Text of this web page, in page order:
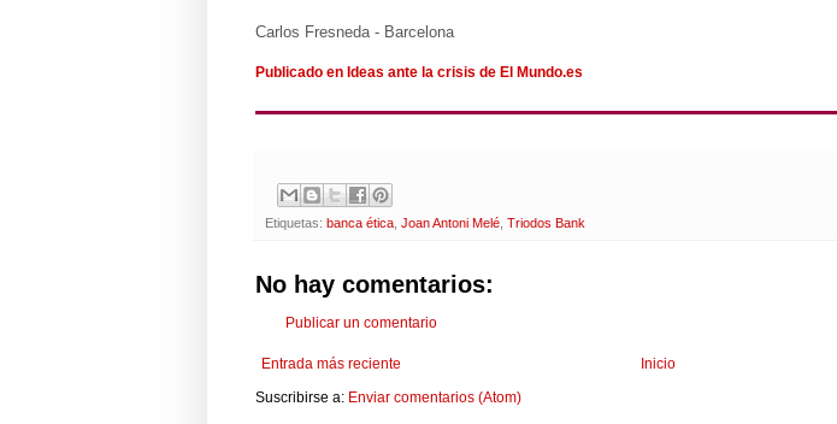
Carlos Fresneda - Barcelona
Publicado en Ideas ante la crisis de El Mundo.es
Etiquetas: banca ética Joan Antoni Melé Triodos Bank
No hay comentarios:
Publicar un comentario
Entrada más reciente
Inicio
Suscribirse a: Enviar comentarios (Atom)